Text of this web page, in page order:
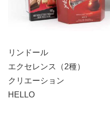
リンドール
エクセレンス（2種）
クリエーション
HELLO